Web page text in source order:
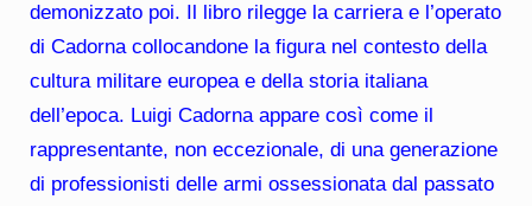
demonizzato poi. Il libro rilegge la carriera e l’operato
di Cadorna collocandone la figura nel contesto della
cultura militare europea e della storia italiana
dell’epoca. Luigi Cadorna appare così come il
rappresentante, non eccezionale, di una generazione
di professionisti delle armi ossessionata dal passato